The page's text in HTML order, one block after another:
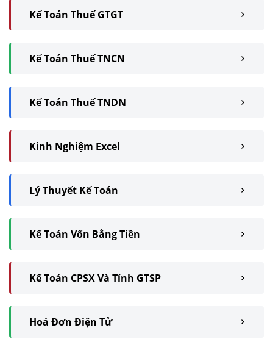
Kế Toán Thuế GTGT
Kế Toán Thuế TNCN
Kế Toán Thuế TNDN
Kinh Nghiệm Excel
Lý Thuyết Kế Toán
Kế Toán Vốn Bằng Tiền
Kế Toán CPSX Và Tính GTSP
Hoá Đơn Điện Tử